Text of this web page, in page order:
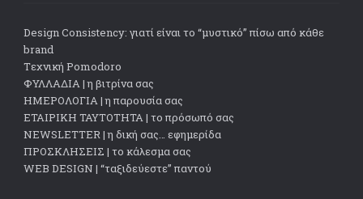
Design Consistency: γιατί είναι το “μυστικό” πίσω από κάθε
brand
Tεχνική Pomodoro
ΦΥΛΛΑΔΙΑ | η βιτρίνα σας
ΗΜΕΡΟΛΟΓΙΑ | η παρουσία σας
ΕΤΑΙΡΙΚΗ ΤΑΥΤΟΤΗΤΑ | το πρόσωπό σας
NEWSLETTER | η δική σας… εφημερίδα
ΠΡΟΣΚΛΗΣΕΙΣ | το κάλεσμα σας
WEB DESIGN | “ταξιδεύεστε” παντού